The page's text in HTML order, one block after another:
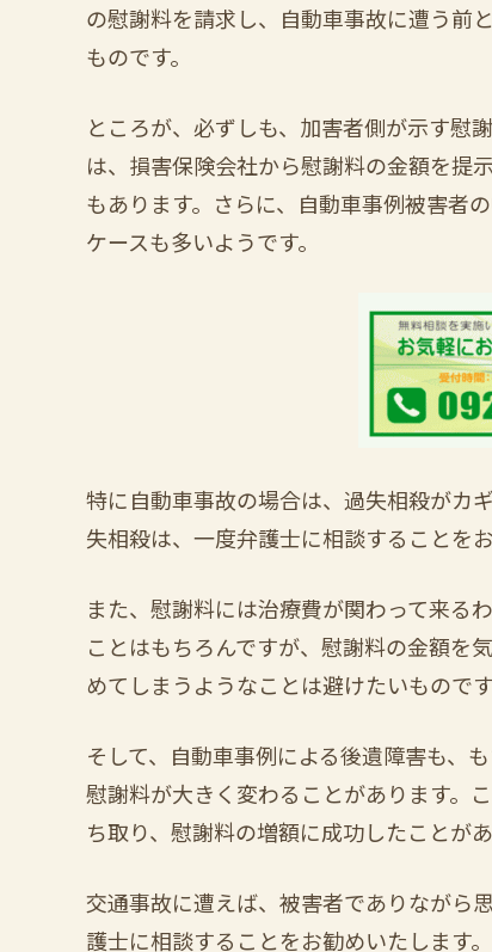
の慰謝料を請求し、自動車事故に遭う前
ものです。
ところが、必ずしも、加害者側が示す慰
は、損害保険会社から慰謝料の金額を提
もあります。さらに、自動車事例被害者
ケースも多いようです。
特に自動車事故の場合は、過失相殺がカ
失相殺は、一度弁護士に相談することを
また、慰謝料には治療費が関わって来る
ことはもちろんですが、慰謝料の金額を
めてしまうようなことは避けたいものです
そして、自動車事例による後遺障害も、
慰謝料が大きく変わることがあります。
ち取り、慰謝料の増額に成功したことがあ
交通事故に遭えば、被害者でありながら
護士に相談することをお勧めいたします